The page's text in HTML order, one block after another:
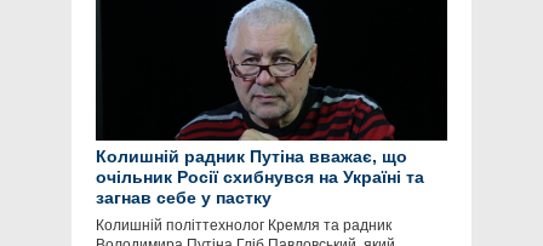
Колишній радник Путіна вважає, що
очільник Росії схибнувся на Україні та
загнав себе у пастку
Колишній політтехнолог Кремля та радник